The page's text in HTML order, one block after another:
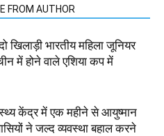
FROM AUTHOR
खिलाड़ी भारतीय महिला जूनियर
में होने वाले एशिया कप में
केंद्र में एक महीने से आयुष्मान
ने जल्द व्यवस्था बहाल करने